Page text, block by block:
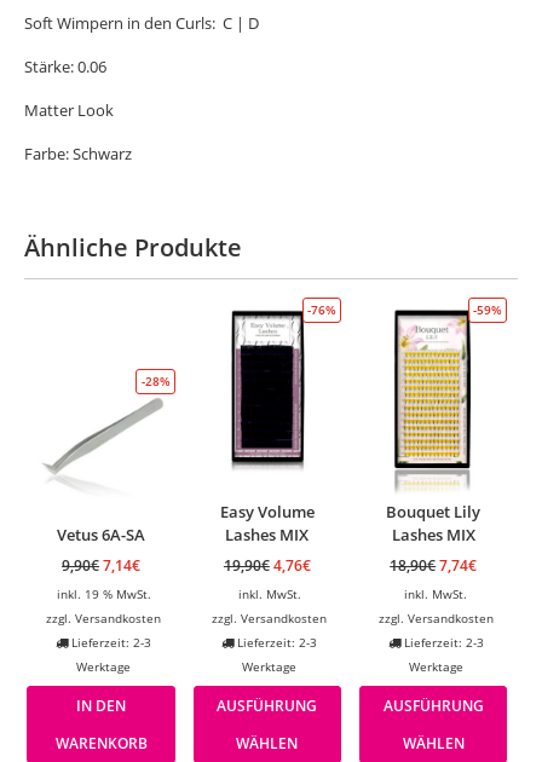
Soft Wimpern in den Curls: C | D
Stärke: 0.06
Matter Look
Farbe: Schwarz
Ähnliche Produkte
-28%
Vetus 6A-SA
9,90€7,14€
inkl. 19 % MwSt.
zzgl.Versandkosten
Lieferzeit: 2-3
Werktage
IN DEN
WARENKORB
-76%
Easy Volume
Lashes MIX
19,90€4,76€
inkl. MwSt.
zzgl.Versandkosten
Lieferzeit: 2-3
Werktage
AUSFÜHRUNG
WÄHLEN
-59%
Bouquet Lily
Lashes MIX
18,90€7,74€
inkl. MwSt.
zzgl. Versandkosten
Lieferzeit: 2-3
Werktage
AUSFÜHRUNG
WÄHLEN